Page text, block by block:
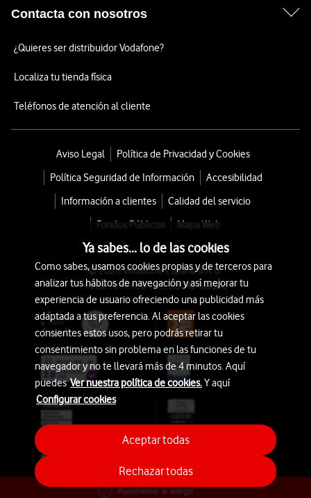
Ayúdame a elegir
Contacta con nosotros
¿Quieres ser distribuidor Vodafone?
Localiza tu tienda física
Teléfonos de atención al cliente
Aviso Legal
Política de Privacidad y Cookies
Política Seguridad de Información
Accesibilidad
Información a clientes
Calidad del servicio
Fondos Públicos
Mapa Web
© 2026 Vodafone España S.A.U.
Avda. América 115, 28042 Madrid
Ya sabes... lo de las cookies
Como sabes, usamos cookies propias y de terceros para
analizar tus hábitos de navegación y así mejorar tu
experiencia de usuario ofreciendo una publicidad más
adaptada a tus preferencia. Al aceptar las cookies
consientes estos usos, pero podrás retirar tu
consentimiento sin problema en las funciones de tu
navegador y no te llevará más de 4 minutos. Aquí
puedesVer nuestra política de cookies.Y aquí
Configurar cookies
Rechazar todas
Aceptar todas